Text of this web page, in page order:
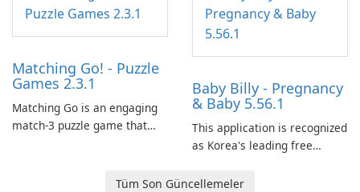
Matching Go! - Puzzle
Games 2.3.1
Matching Go is an engaging
match-3 puzzle game that
Ollie, on an adventurous
Baby Billy - Pregnancy
& Baby 5.56.1
This application is recognized
as Korea's leading free
baby tracking, offering
Tüm Son Güncellemeler